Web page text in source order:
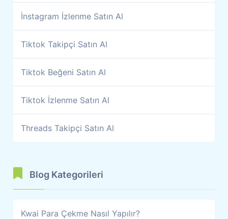
İnstagram İzlenme Satın Al
Tiktok Takipçi Satın Al
Tiktok Beğeni Satın Al
Tiktok İzlenme Satın Al
Threads Takipçi Satın Al
Blog Kategorileri
Kwai Para Çekme Nasıl Yapılır?